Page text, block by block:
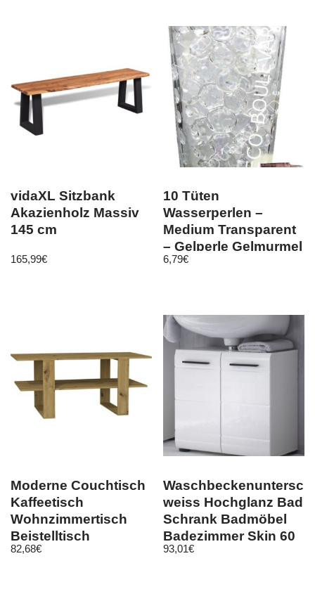
vidaXL Sitzbank
Akazienholz Massiv
145 cm
165,99€
10 Tüten
Wasserperlen –
Medium Transparent
– Gelperle Gelmurmel
Gelkugel Orbeez
6,79€
Moderne Couchtisch
Kaffeetisch
Wohnzimmertisch
Beistelltisch
120x55x60cm artisan
82,68€
weiss Hochglanz Bad
Schrank Badmöbel
Badezimmer Skin 60
93,01€